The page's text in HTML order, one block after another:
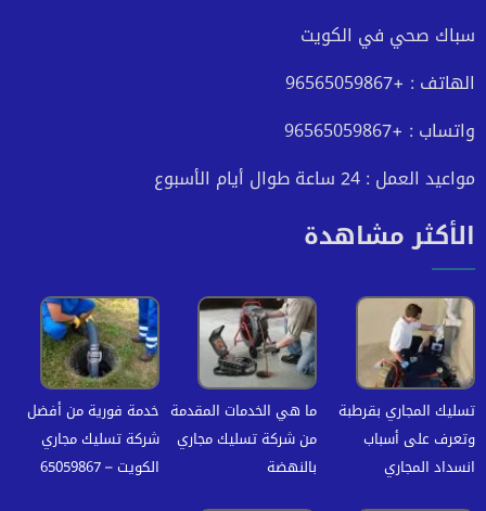
سباك صحي في الكويت
الهاتف : +96565059867
واتساب : +96565059867
مواعيد العمل : 24 ساعة طوال أيام الأسبوع
الأكثر مشاهدة
تسليك المجاري بقرطبة
وتعرف على أسباب
انسداد المجاري
ما هي الخدمات المقدمة
من شركة تسليك مجاري
بالنهضة
خدمة فورية من أفضل
شركة تسليك مجاري
الكويت – 65059867